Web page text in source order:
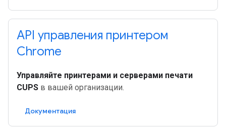
API управления принтером
Chrome
Управляйте принтерами и серверами печати
CUPS в вашей организации.
Документация